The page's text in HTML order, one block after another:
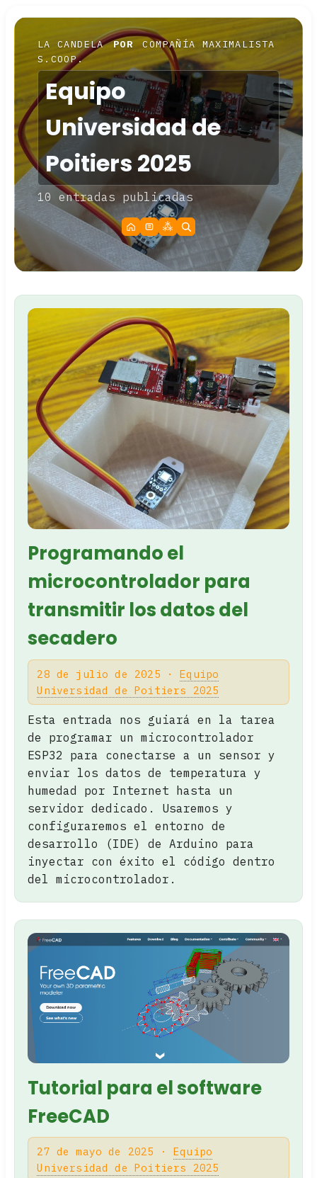
LA CANDELA POR COMPAÑÍA MAXIMALISTA
S.COOP.
Equipo
Universidad de
Poitiers 2025
10 entradas publicadas
Programando el
microcontrolador para
transmitir los datos del
secadero
28 de julio de 2025 ·Equipo
Universidad de Poitiers 2025
Esta entrada nos guiará en la tarea
de programar un microcontrolador
ESP32 para conectarse a un sensor y
enviar los datos de temperatura y
humedad por Internet hasta un
servidor dedicado. Usaremos y
configuraremos el entorno de
desarrollo (IDE) de Arduino para
inyectar con éxito el código dentro
del microcontrolador.
Tutorial para el software
FreeCAD
27 de mayo de 2025 ·Equipo
Universidad de Poitiers 2025